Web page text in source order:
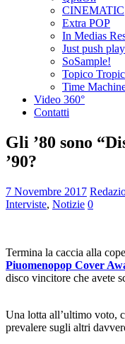
CINEMATIC
Extra POP
In Medias
Just push play
SoSample!
Topico
Time
Video 360°
Contatti
Gli ’80 sono
’90?
7 Novembre 2017
Interviste, Notizie 0
Termina la caccia alla
Piuomenopop Cover
disco vincitore che avete
Una lotta all’ultimo voto,
prevalere sugli altri